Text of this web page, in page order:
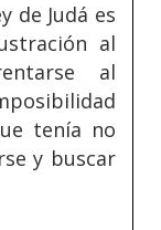
de Judá es
al
al
tenía no
y buscar